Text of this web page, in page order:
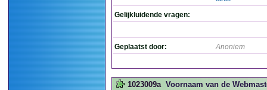
Gelijkluidende vragen:
Geplaatst door: Anoniem
1023009a Voornaam van de